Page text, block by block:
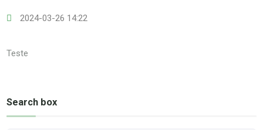
2024-03-26 14:22
Teste
Search box